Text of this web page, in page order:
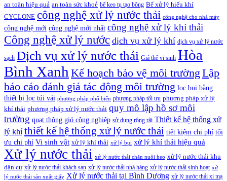
an toàn hiệu quả an toàn sức khoẻ bể keo tụ tạo bông Bể xử lý hiếu khí
CYCLONE công nghệ xử lý nước thải công nghệ cho nhà máy
công nghệ mới công nghệ mới nhất công nghệ xử lý khí thải
Công nghệ xử lý nước dịch vụ xử lý khí dịch vụ xử lý nước
sạch Dịch vụ xử lý nước thải Giá thể vi sinh Hòa
Bình Xanh Kế hoạch bảo vệ môi trường Lập
báo cáo đánh giá tác động môi trường lọc bụi bằng
thiết bị lọc túi vải phương pháp phổ biến phương pháp tối ưu phương pháp xử lý
khí thải phương pháp xử lý nước thải quy mô lập hồ sơ môi
trường quạt thông gió công nghiệp sử dụng rộng rãi Thiết kế hệ thống xử
lý khí thiết kế hệ thống xử lý nước thải tiết kiệm chi phí tối
ưu chi phí Vi sinh vật xử lý khí thải xử lý bụi xử lý khí thải hiệu quả
Xử lý nước thải xử lý nước thải chăn nuôi heo xử lý nước thải khu
dân cư xử lý nước thải khách sạn xử lý nước thải nhà hàng xử lý nước thải sinh hoạt xử
lý nước thải sản xuất giấy Xử lý nước thải tại Bình Dương xử lý nước thải xi mạ